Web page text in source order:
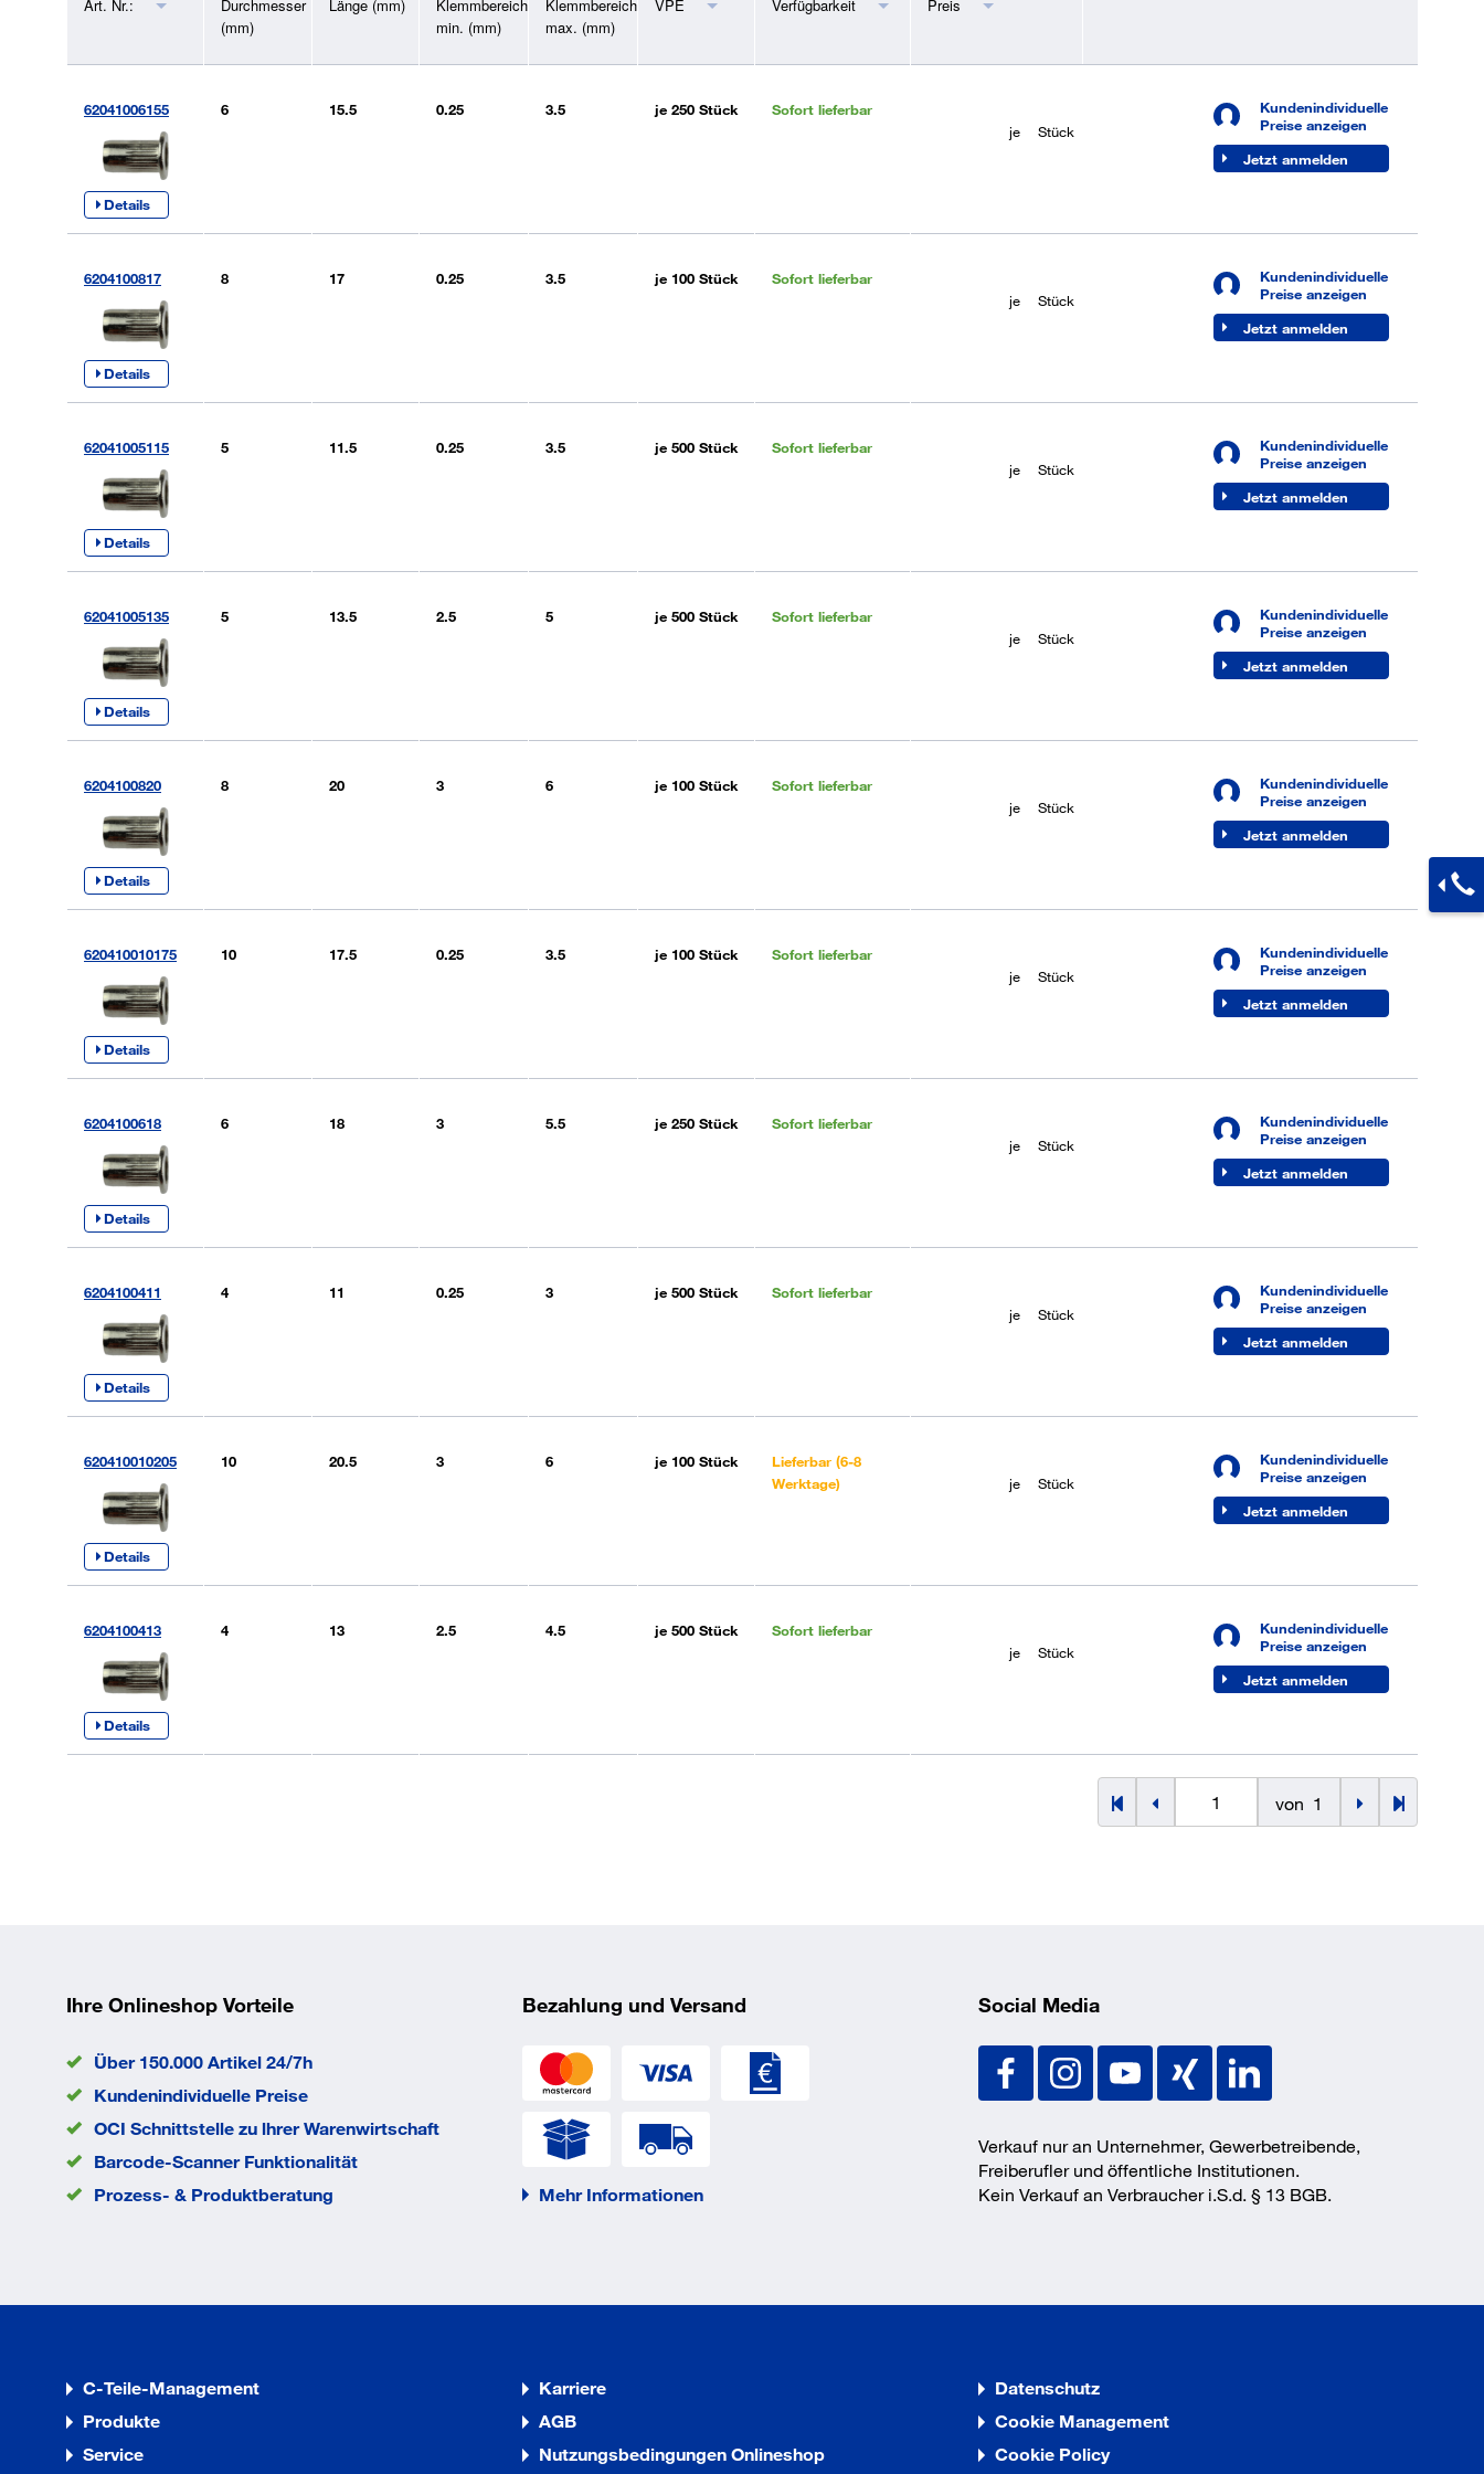
Art. Nr.:
Durchmesser
(mm)
Länge (mm)
Klemmbereich
min. (mm)
Klemmbereich
max. (mm)
VPE Verfügbarkeit Preis
62041006155
Details
6 15.5 0.25 3.5 je 250 Stück
Sofort lieferbar
je
Stück
Kundenindividuelle
Preise anzeigen
Jetzt anmelden
6204100817
Details
8 17 0.25 3.5 je 100 Stück
Sofort lieferbar
je
Stück
Kundenindividuelle
Preise anzeigen
Jetzt anmelden
62041005115
Details
5 11.5 0.25 3.5 je 500 Stück
Sofort lieferbar
je
Stück
Kundenindividuelle
Preise anzeigen
Jetzt anmelden
62041005135
Details
5 13.5 2.5 5 je 500 Stück
Sofort lieferbar
je
Stück
Kundenindividuelle
Preise anzeigen
Jetzt anmelden
6204100820
Details
8 20 3 6 je 100 Stück
Sofort lieferbar
je
Stück
Kundenindividuelle
Preise anzeigen
Jetzt anmelden
620410010175
Details
10 17.5 0.25 3.5 je 100 Stück
Sofort lieferbar
je
Stück
Kundenindividuelle
Preise anzeigen
Jetzt anmelden
6204100618
Details
6 18 3 5.5 je 250 Stück
Sofort lieferbar
je
Stück
Kundenindividuelle
Preise anzeigen
Jetzt anmelden
6204100411
Details
4 11 0.25 3 je 500 Stück
Sofort lieferbar
je
Stück
Kundenindividuelle
Preise anzeigen
Jetzt anmelden
620410010205
Details
10 20.5 3 6 je 100 Stück
Lieferbar (6-8
Werktage)
je Stück
Kundenindividuelle
Preise anzeigen
Jetzt anmelden
6204100413
Details
4 13 2.5 4.5 je 500 Stück
Sofort lieferbar
je
Stück
Kundenindividuelle
Preise anzeigen
Jetzt anmelden
von 1
Ihre Onlineshop Vorteile
Über 150.000 Artikel 24/7h
Kundenindividuelle Preise
OCI Schnittstelle zu lhrer Warenwirtschaft
Barcode-Scanner Funktionalität
Prozess- & Produktberatung
Bezahlung und Versand
Mehr Informationen
Social Media
Verkauf nur an Unternehmer, Gewerbetreibende,
Freiberufler und öffentliche Institutionen.
Kein Verkauf an Verbraucher i.S.d. § 13 BGB.
C-Teile-Management
Produkte
Service
Karriere
AGB
Nutzungsbedingungen Onlineshop
Datenschutz
Cookie Management
Cookie Policy